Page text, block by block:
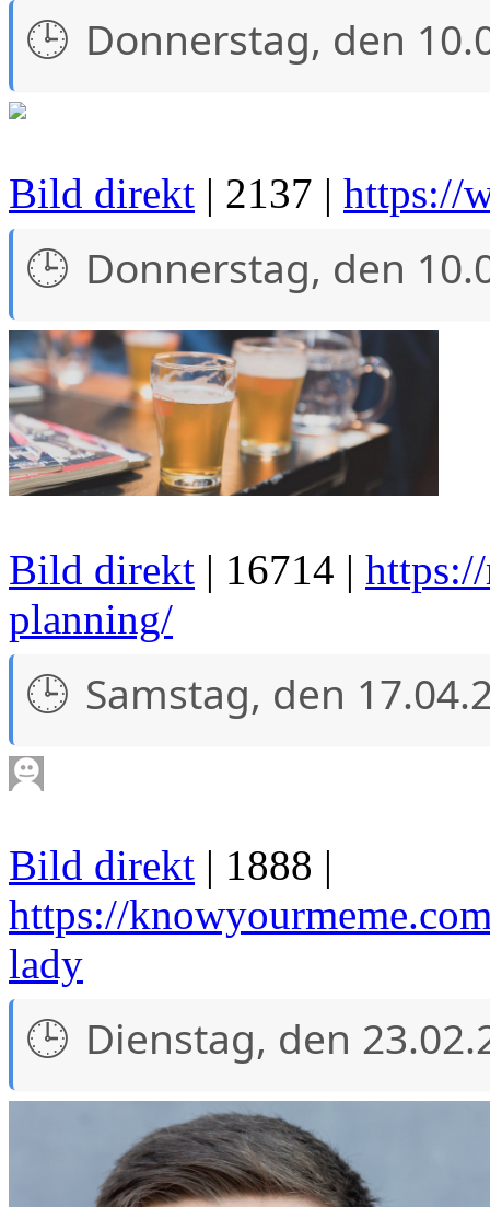
Donnerstag, den
Bild direkt | 2137 | https://
Donnerstag, den
Bild direkt | 16714 |
planning/
Samstag, den
Bild direkt | 1888 |
https://
lady
Dienstag, den